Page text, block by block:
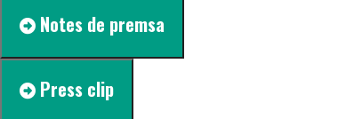
Notes de premsa
Press clip